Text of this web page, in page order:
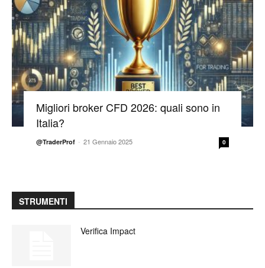
Migliori broker CFD 2026: quali sono in
Italia?
@TraderProf - 21 Gennaio 2025 0
STRUMENTI
Verifica Impact